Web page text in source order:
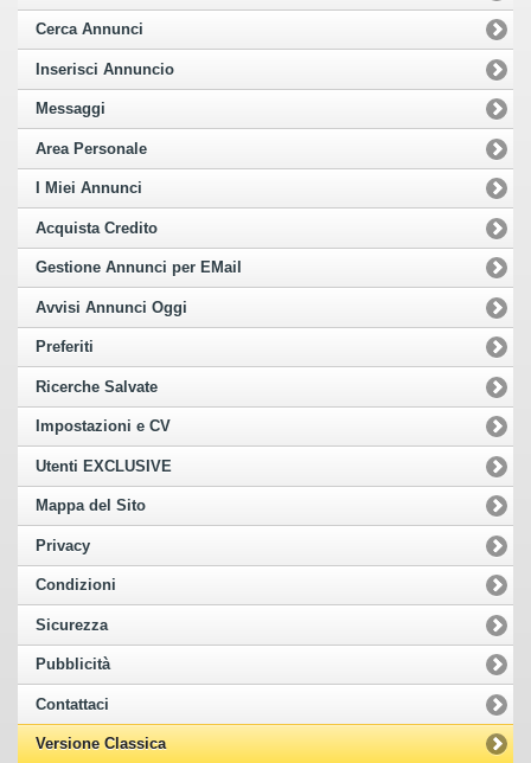
Cerca Annunci
Inserisci Annuncio
Messaggi
Area Personale
I Miei Annunci
Acquista Credito
Gestione Annunci per EMail
Avvisi Annunci Oggi
Preferiti
Ricerche Salvate
Impostazioni e CV
Utenti EXCLUSIVE
Mappa del Sito
Privacy
Condizioni
Sicurezza
Pubblicità
Contattaci
Versione Classica